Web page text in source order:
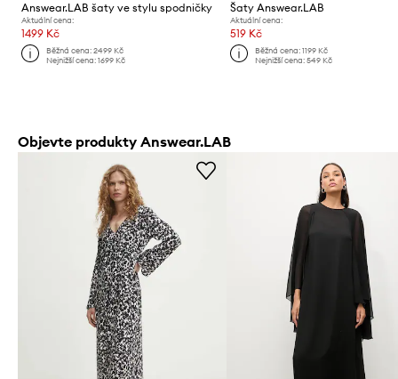
Answear.LAB šaty ve stylu spodničky
Aktuální cena:
1499 Kč
Běžná cena:2499 Kč
Nejnižší cena:1699 Kč
Šaty Answear.LAB
Aktuální cena:
519 Kč
Běžná cena: 1199 Kč
Nejnižší cena: 549 Kč
Objevte produkty Answear.LAB